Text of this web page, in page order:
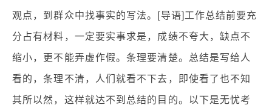
观点，到群众中找事实的写法。[导语]工作总结前要充
分占有材料，一定要实事求是，成绩不夸大，缺点不
缩小，更不能弄虚作假。条理要清楚。总结是写给人
看的，条理不清，人们就看不下去，即使看了也不知
其所以然，这样就达不到总结的目的。以下是无忧考